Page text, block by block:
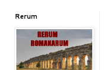
Rerum